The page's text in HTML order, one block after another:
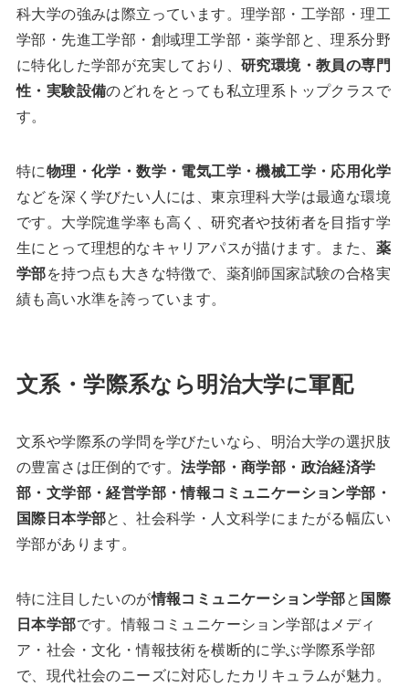
科大学の強みは際立っています。理学部・工学部・理工
学部・先進工学部・創域理工学部・薬学部と、理系分野
に特化した学部が充実しており、 研究環境・教員の専門
性・実験設備のどれをとっても私立理系トップクラスで
す。
特に物理・化学・数学・電気工学・機械工学・応用化学
などを深く学びたい人には、東京理科大学は最適な環境
です。大学院進学率も高く、研究者や技術者を目指す学
生にとって理想的なキャリアパスが描けます。また、 薬
学部を持つ点も大きな特徴で、薬剤師国家試験の合格実
績も高い水準を誇っています。
文系・学際系なら明治大学に軍配
文系や学際系の学問を学びたいなら、明治大学の選択肢
の豊富さは圧倒的です。法学部・商学部・政治経済学
部・文学部・経営学部・情報コミュニケーション学部・
国際日本学部と、社会科学・人文科学にまたがる幅広い
学部があります。
特に注目したいのが情報コミュニケーション学部と国際
日本学部です。情報コミュニケーション学部はメディ
ア・社会・文化・情報技術を横断的に学ぶ学際系学部
で、現代社会のニーズに対応したカリキュラムが魅力。